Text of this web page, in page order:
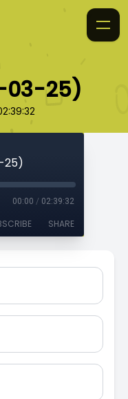
03-25)
25)
00:00 / 02:39:32
SHARE